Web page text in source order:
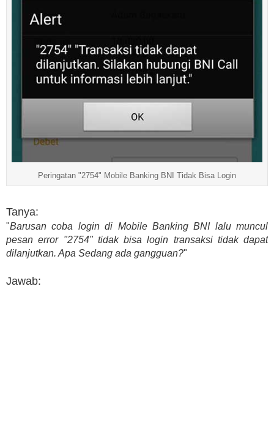
Peringatan "2754" Mobile Banking BNI Tidak Bisa Login
Tanya:
"Barusan coba login di Mobile Banking BNI lalu muncul
pesan error "2754" tidak bisa login transaksi tidak dapat
dilanjutkan. Apa Sedang ada gangguan?"
Jawab: